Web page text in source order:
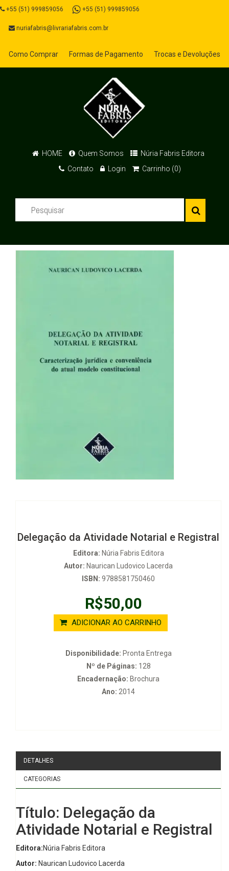
+55 (51) 999859056 +55 (51) 999859056
nuriafabris@livrariafabris.com.br
Como Comprar Formas de Pagamento Trocas e Devoluções
HOME Quem Somos
Núria Fabris Editora
Contato
Login Carrinho (0)
Delegação da Atividade Notarial e Registral
Editora: Núria Fabris Editora
Autor: Naurican Ludovico Lacerda
ISBN: 9788581750460
R$50,00
ADICIONAR AO CARRINHO
Disponibilidade: Pronta Entrega
Nº de Páginas: 128
Encadernação: Brochura
Ano: 2014
DETALHES
CATEGORIAS
Título: Delegação da
Atividade Notarial e Registral
Editora:Núria Fabris Editora
Autor: Naurican Ludovico Lacerda